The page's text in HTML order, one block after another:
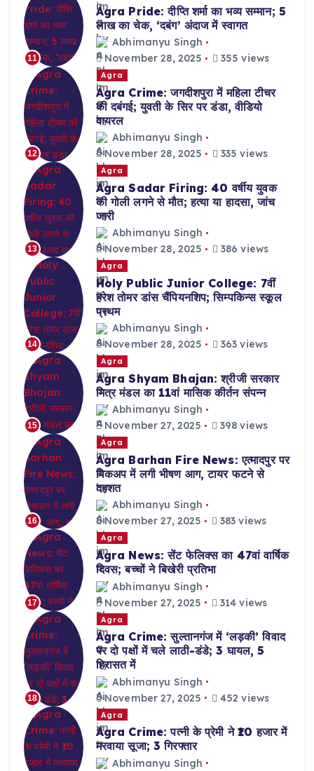
11
Agra Pride: दीप्ति शर्मा का भव्य सम्मान; 5
लाख का चेक, ‘दबंग’ अंदाज में स्वागत
Abhimanyu Singh
November 28, 2025
355 views
12
Agra
Agra Crime: जगदीशपुरा में महिला टीचर
की दबंगई; युवती के सिर पर डंडा, वीडियो
वायरल
Abhimanyu Singh
November 28, 2025
335 views
13
Agra
Agra Sadar Firing: 40 वर्षीय युवक
की गोली लगने से मौत; हत्या या हादसा, जांच
जारी
Abhimanyu Singh
November 28, 2025
386 views
14
Agra
Holy Public Junior College: 7वीं
हरेश तोमर डांस चैंपियनशिप; सिम्पकिन्स स्कूल
प्रथम
Abhimanyu Singh
November 28, 2025
363 views
15
Agra
Agra Shyam Bhajan: श्रीजी सरकार
मित्र मंडल का 11वां मासिक कीर्तन संपन्न
Abhimanyu Singh
November 27, 2025
398 views
16
Agra
Agra Barhan Fire News: एत्मादपुर पर
पिकअप में लगी भीषण आग, टायर फटने से
दहशत
Abhimanyu Singh
November 27, 2025
383 views
17
Agra
Agra News: सेंट फेलिक्स का 47वां वार्षिक
दिवस; बच्चों ने बिखेरी प्रतिभा
Abhimanyu Singh
November 27, 2025
314 views
18
Agra
Agra Crime: सुल्तानगंज में ‘लड़की’ विवाद
पर दो पक्षों में चले लाठी-डंडे; 3 घायल, 5
हिरासत में
Abhimanyu Singh
November 27, 2025
452 views
Agra
Agra Crime: पत्नी के प्रेमी ने ₹10 हजार में
मरवाया सूजा; 3 गिरफ्तार
Abhimanyu Singh